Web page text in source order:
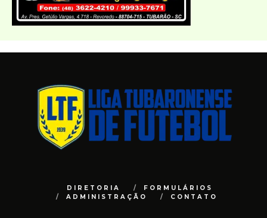
DIRETORIA
FORMULÁRIOS
ADMINISTRAÇÃO
CONTATO